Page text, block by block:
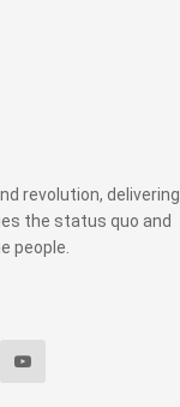
revolution, delivering
the status quo and
people.